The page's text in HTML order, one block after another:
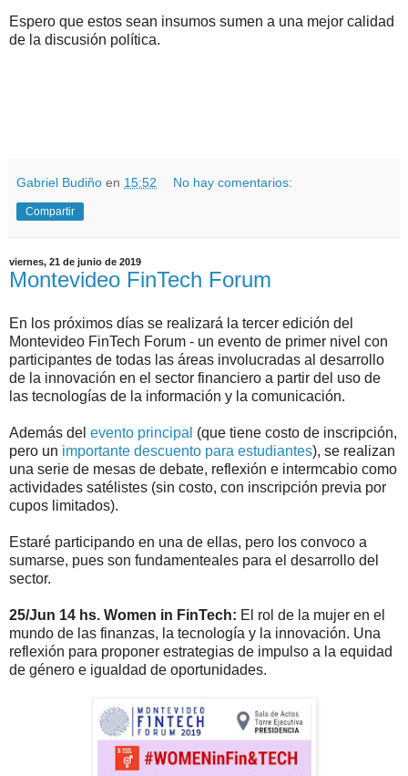
Espero que estos sean insumos sumen a una mejor calidad
de la discusión política.
Gabriel Budiño en 15:52 No hay comentarios:
Compartir
viernes, 21 de junio de 2019
Montevideo FinTech Forum
En los próximos días se realizará la tercer edición del
Montevideo FinTech Forum - un evento de primer nivel con
participantes de todas las áreas involucradas al desarrollo
de la innovación en el sector financiero a partir del uso de
las tecnologías de la información y la comunicación.
Además del evento principal (que tiene costo de inscripción,
pero un importante descuento para estudiantes), se realizan
una serie de mesas de debate, reflexión e intermcabio como
actividades satélistes (sin costo, con inscripción previa por
cupos limitados).
Estaré participando en una de ellas, pero los convoco a
sumarse, pues son fundamenteales para el desarrollo del
sector.
25/Jun 14 hs. Women in FinTech: El rol de la mujer en el
mundo de las finanzas, la tecnología y la innovación. Una
reflexión para proponer estrategias de impulso a la equidad
de género e igualdad de oportunidades.